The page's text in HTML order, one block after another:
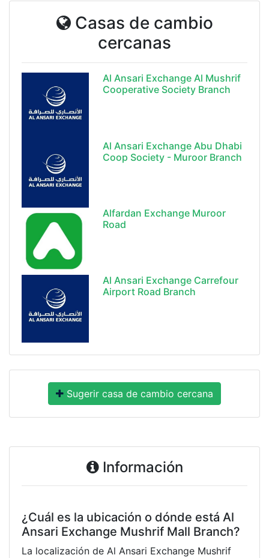
Casas de cambio
cercanas
Al Ansari Exchange Al Mushrif
Cooperative Society Branch
Al Ansari Exchange Abu Dhabi
Coop Society - Muroor Branch
Alfardan Exchange Muroor
Road
Al Ansari Exchange Carrefour
Airport Road Branch
Sugerir casa de cambio cercana
Información
¿Cuál es la ubicación o dónde está Al
Ansari Exchange Mushrif Mall Branch?
La localización de Al Ansari Exchange Mushrif